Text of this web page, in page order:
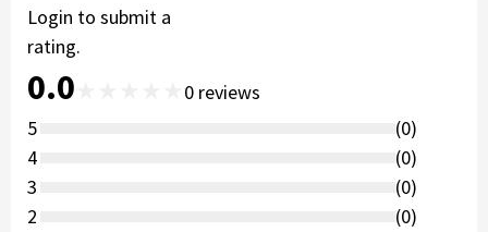
Login to submit a
rating.
0.0 0 reviews
5
(0)
4
(0)
3
(0)
2
(0)